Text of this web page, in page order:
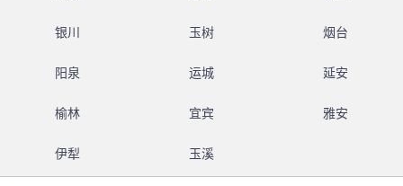
银川 玉树 烟台
阳泉 运城 延安
榆林 宜宾 雅安
伊犁 玉溪